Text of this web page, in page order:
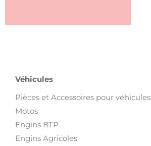
Véhicules
Pièces et Accessoires pour véhicules
Motos
Engins BTP
Engins Agricoles